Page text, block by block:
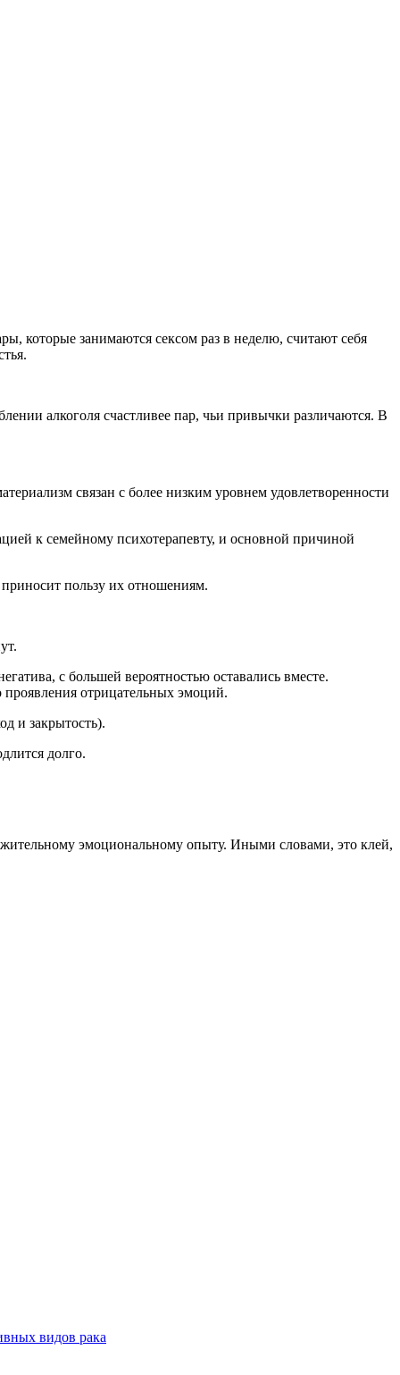
которые занимаются сексом раз в неделю, считают себя
алкоголя счастливее пар, чьи привычки различаются. В
связан с более низким уровнем удовлетворенности
к семейному психотерапевту, и основной причиной
приносит пользу их отношениям.
с большей вероятностью оставались вместе.
проявления отрицательных эмоций.
и закрытость).
долго.
эмоциональному опыту. Иными словами, это клей,
видов рака